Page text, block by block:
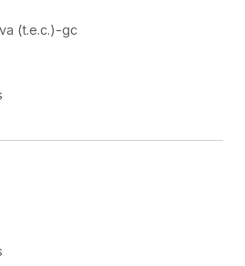
(t.e.c.)-gc